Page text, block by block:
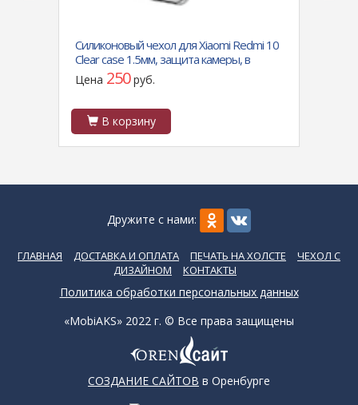
Силиконовый чехол для Xiaomi Redmi 10
Clear case 1.5мм, защита камеры, в
тех.паке, прозрачный
Цена 250руб.
В корзину
Дружите с нами:
ГЛАВНАЯ ДОСТАВКА И ОПЛАТА ПЕЧАТЬ НА ХОЛСТЕ
ЧЕХОЛ С
ДИЗАЙНОМ
КОНТАКТЫ
Политика обработки персональных данных
«MobiAKS» 2022 г. © Все права защищены
СОЗДАНИЕ САЙТОВ в Оренбурге